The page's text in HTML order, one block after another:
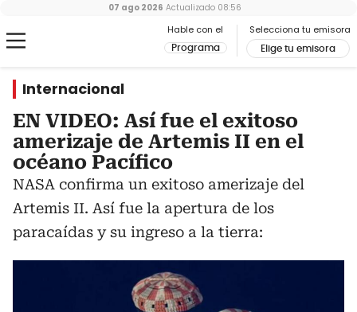
Hable con el
Programa
Selecciona tu emisora
Elige tu emisora
07 ago 2026 Actualizado 08:56
Internacional
EN VIDEO: Así fue el exitoso
amerizaje de Artemis II en el
océano Pacífico
NASA confirma un exitoso amerizaje del
Artemis II. Así fue la apertura de los
paracaídas y su ingreso a la tierra: